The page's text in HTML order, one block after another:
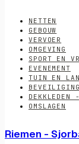
NETTEN
GEBOUW
VERVOER
OMGEVING
SPORT EN
EVENEMENT
TUIN EN
BEVEILIGING
DEKKLEDEN
OMSLAGEN
Riemen -